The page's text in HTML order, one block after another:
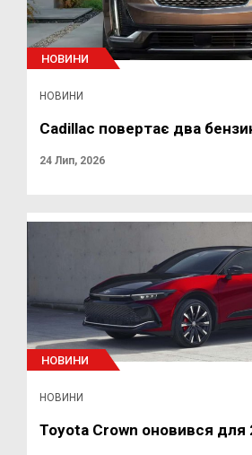
НОВИНИ
НОВИНИ
Cadillac повертає два
24 Лип, 2026
НОВИНИ
НОВИНИ
Toyota Crown оновився для